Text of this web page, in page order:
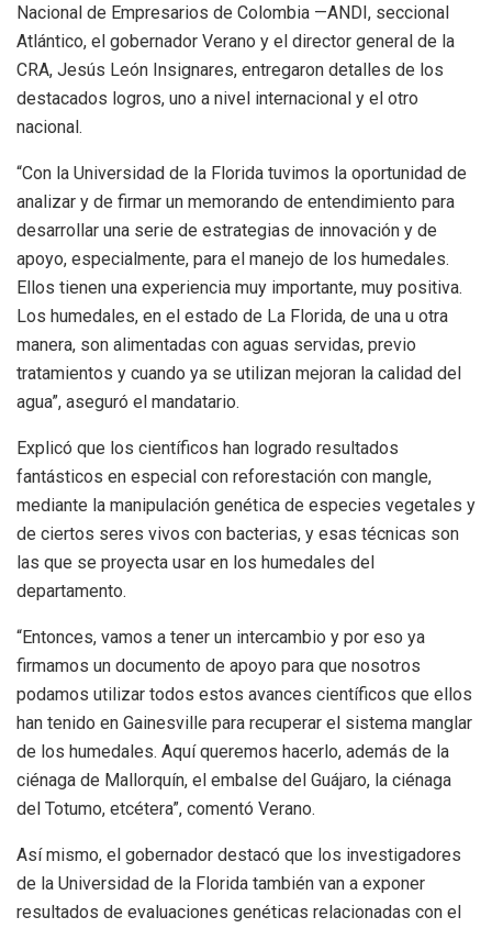
Nacional de Empresarios de Colombia —ANDI, seccional
Atlántico, el gobernador Verano y el director general de la
CRA, Jesús León Insignares, entregaron detalles de los
destacados logros, uno a nivel internacional y el otro
nacional.
“Con la Universidad de la Florida tuvimos la oportunidad de
analizar y de firmar un memorando de entendimiento para
desarrollar una serie de estrategias de innovación y de
apoyo, especialmente, para el manejo de los humedales.
Ellos tienen una experiencia muy importante, muy positiva.
Los humedales, en el estado de La Florida, de una u otra
manera, son alimentadas con aguas servidas, previo
tratamientos y cuando ya se utilizan mejoran la calidad del
agua”, aseguró el mandatario.
Explicó que los científicos han logrado resultados
fantásticos en especial con reforestación con mangle,
mediante la manipulación genética de especies vegetales y
de ciertos seres vivos con bacterias, y esas técnicas son
las que se proyecta usar en los humedales del
departamento.
“Entonces, vamos a tener un intercambio y por eso ya
firmamos un documento de apoyo para que nosotros
podamos utilizar todos estos avances científicos que ellos
han tenido en Gainesville para recuperar el sistema manglar
de los humedales. Aquí queremos hacerlo, además de la
ciénaga de Mallorquín, el embalse del Guájaro, la ciénaga
del Totumo, etcétera”, comentó Verano.
Así mismo, el gobernador destacó que los investigadores
de la Universidad de la Florida también van a exponer
resultados de evaluaciones genéticas relacionadas con el